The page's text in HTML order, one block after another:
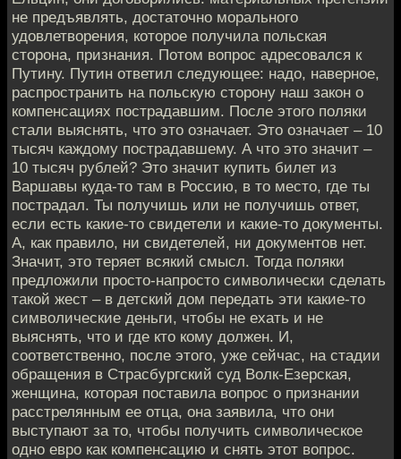
не предъявлять, достаточно морального
удовлетворения, которое получила польская
сторона, признания. Потом вопрос адресовался к
Путину. Путин ответил следующее: надо, наверное,
распространить на польскую сторону наш закон о
компенсациях пострадавшим. После этого поляки
стали выяснять, что это означает. Это означает – 10
тысяч каждому пострадавшему. А что это значит –
10 тысяч рублей? Это значит купить билет из
Варшавы куда-то там в Россию, в то место, где ты
пострадал. Ты получишь или не получишь ответ,
если есть какие-то свидетели и какие-то документы.
А, как правило, ни свидетелей, ни документов нет.
Значит, это теряет всякий смысл. Тогда поляки
предложили просто-напросто символически сделать
такой жест – в детский дом передать эти какие-то
символические деньги, чтобы не ехать и не
выяснять, что и где кто кому должен. И,
соответственно, после этого, уже сейчас, на стадии
обращения в Страсбургский суд Волк-Езерская,
женщина, которая поставила вопрос о признании
расстрелянным ее отца, она заявила, что они
выступают за то, чтобы получить символическое
одно евро как компенсацию и снять этот вопрос.